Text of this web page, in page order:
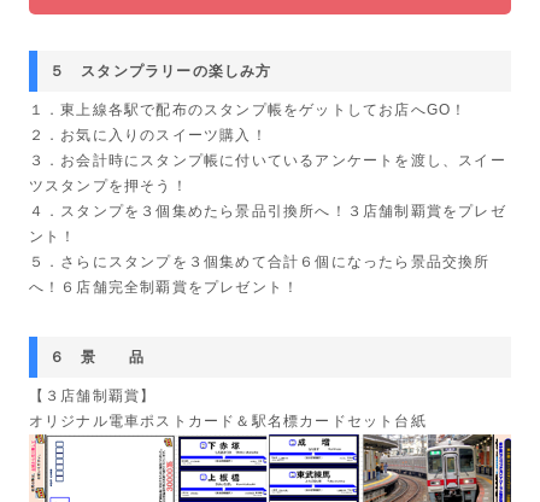
５ スタンプラリーの楽しみ方
１．東上線各駅で配布のスタンプ帳をゲットしてお店へGO！
２．お気に入りのスイーツ購入！
３．お会計時にスタンプ帳に付いているアンケートを渡し、スイー
ツスタンプを押そう！
４．スタンプを３個集めたら景品引換所へ！３店舗制覇賞をプレゼ
ント！
５．さらにスタンプを３個集めて合計６個になったら景品交換所
へ！６店舗完全制覇賞をプレゼント！
６ 景 品
【３店舗制覇賞】
オリジナル電車ポストカード＆駅名標カードセット台紙